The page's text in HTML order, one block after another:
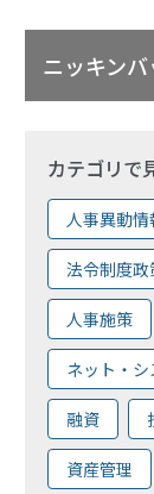
ニッキン
カテゴリで
人事異動情
法令制度政
人事施策
ネット・シ
融資
資産管理